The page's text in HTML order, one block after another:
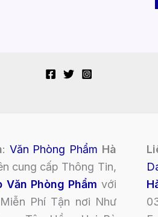
: Văn Phòng Phẩm Hà
cung cấp Thông Tin,
Văn Phòng Phẩm với
Phí Tận nơi Như